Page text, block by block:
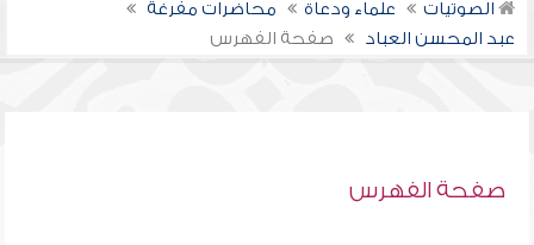
الصوتيات علماء ودعاة
محاضرات مفرغة
عبد المحسن العباد
صفحة الفهرس
صفحة الفهرس